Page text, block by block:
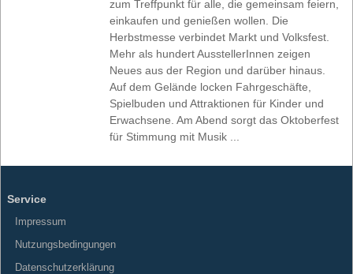
zum Treffpunkt für alle, die gemeinsam feiern,
einkaufen und genießen wollen. Die
Herbstmesse verbindet Markt und Volksfest.
Mehr als hundert AusstellerInnen zeigen
Neues aus der Region und darüber hinaus.
Auf dem Gelände locken Fahrgeschäfte,
Spielbuden und Attraktionen für Kinder und
Erwachsene. Am Abend sorgt das Oktoberfest
für Stimmung mit Musik ...
Service
Impressum
Nutzungsbedingungen
Datenschutzerklärung